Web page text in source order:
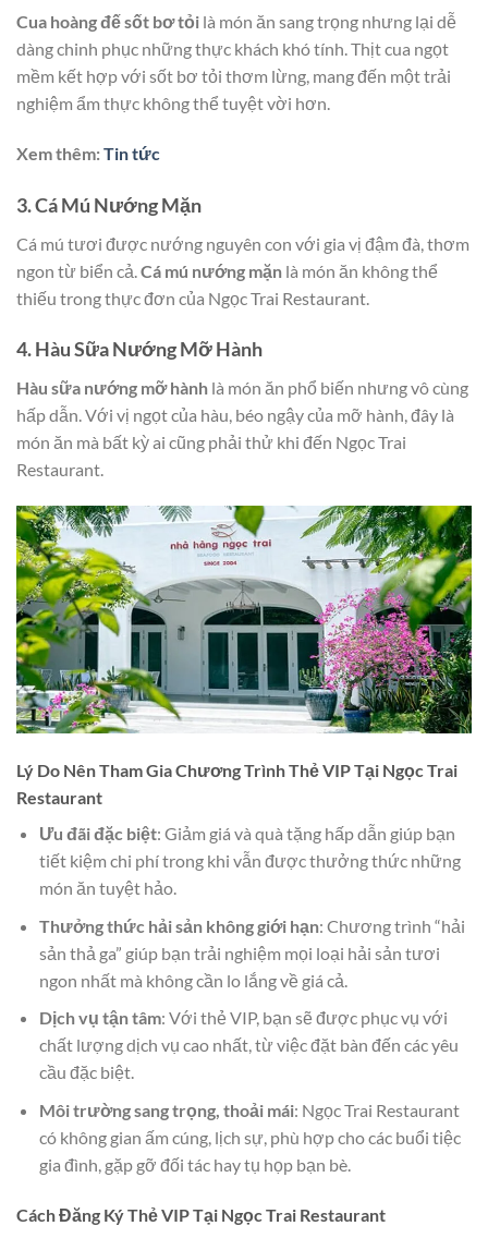
Cua hoàng đế sốt bơ tỏi là món ăn sang trọng nhưng lại dễ
dàng chinh phục những thực khách khó tính. Thịt cua ngọt
mềm kết hợp với sốt bơ tỏi thơm lừng, mang đến một trải
nghiệm ẩm thực không thể tuyệt vời hơn.
Xem thêm:Tin tức
3. Cá Mú Nướng Mặn
Cá mú tươi được nướng nguyên con với gia vị đậm đà, thơm
ngon từ biển cả. Cá mú nướng mặn là món ăn không thể
thiếu trong thực đơn của Ngọc Trai Restaurant.
4. Hàu Sữa Nướng Mỡ Hành
Hàu sữa nướng mỡ hành là món ăn phổ biến nhưng vô cùng
hấp dẫn. Với vị ngọt của hàu, béo ngậy của mỡ hành, đây là
món ăn mà bất kỳ ai cũng phải thử khi đến Ngọc Trai
Restaurant.
Lý Do Nên Tham Gia Chương Trình Thẻ VIP Tại Ngọc Trai
Restaurant
Ưu đãi đặc biệt: Giảm giá và quà tặng hấp dẫn giúp bạn
tiết kiệm chi phí trong khi vẫn được thưởng thức những
món ăn tuyệt hảo.
Thưởng thức hải sản không giới hạn: Chương trình “hải
sản thả ga” giúp bạn trải nghiệm mọi loại hải sản tươi
ngon nhất mà không cần lo lắng về giá cả.
Dịch vụ tận tâm: Với thẻ VIP, bạn sẽ được phục vụ với
chất lượng dịch vụ cao nhất, từ việc đặt bàn đến các yêu
cầu đặc biệt.
Môi trường sang trọng, thoải mái: Ngọc Trai Restaurant
có không gian ấm cúng, lịch sự, phù hợp cho các buổi tiệc
gia đình, gặp gỡ đối tác hay tụ họp bạn bè.
Cách Đăng Ký Thẻ VIP Tại Ngọc Trai Restaurant